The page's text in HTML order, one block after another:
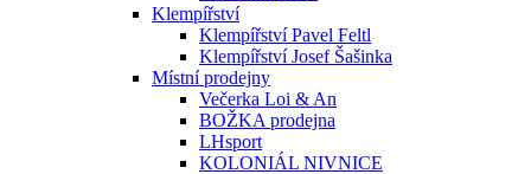
Klempířství
Klempířství Pavel Feltl
Klempířství Josef Šašinka
Místní prodejny
Večerka Loi & An
BOŽKA prodejna
LHsport
KOLONIÁL NIVNICE